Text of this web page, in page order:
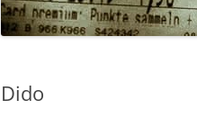
Dido